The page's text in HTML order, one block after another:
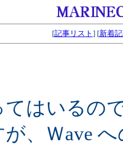
[記事リスト ] [新着
はいるの
、Ｗave